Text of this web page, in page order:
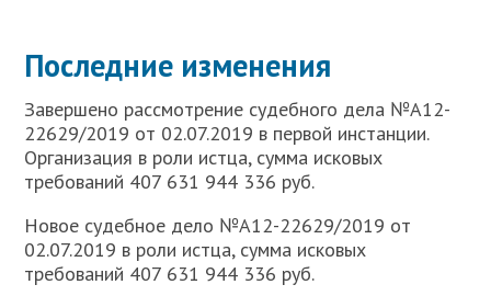
Последние изменения
Завершено рассмотрение судебного дела №А12-
22629/2019 от 02.07.2019 в первой инстанции.
Организация в роли истца, сумма исковых
требований 407 631 944 336 руб.
Новое судебное дело №А12-22629/2019 от
02.07.2019 в роли истца, сумма исковых
требований 407 631 944 336 руб.